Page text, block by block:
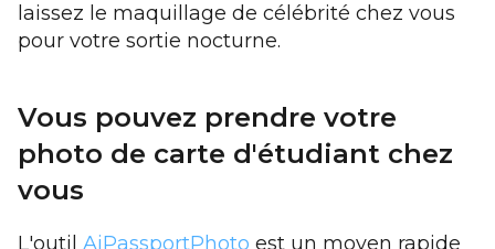
laissez le maquillage de célébrité chez vous
pour votre sortie nocturne.
Vous pouvez prendre votre
photo de carte d'étudiant chez
vous
L'outil AiPassportPhoto est un moyen rapide